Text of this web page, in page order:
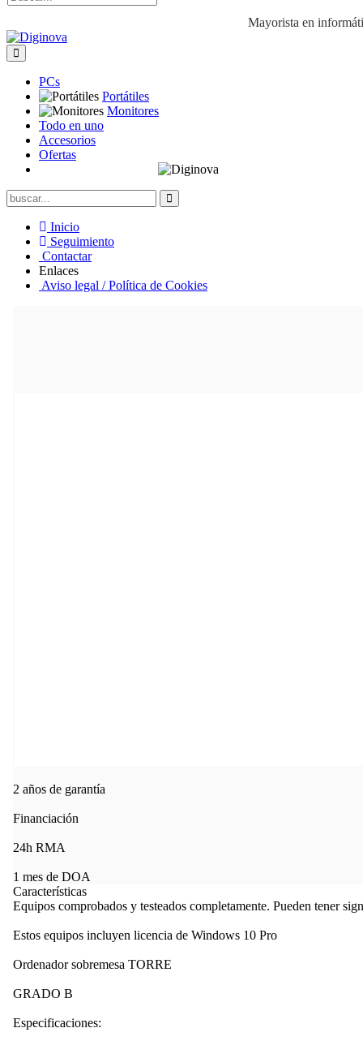
Mayorista en
PCs
Portátiles
Monitores
Todo en uno
Accesorios
Ofertas
Inicio
Seguimiento
Contactar
Enlaces
Aviso legal / Política de Cookies
2 años de garantía
Financiación
24h RMA
1 mes de DOA
Características
Equipos comprobados y testeados completamente. Pueden tener
Estos equipos incluyen licencia de Windows 10 Pro
Ordenador sobremesa TORRE
GRADO B
Especificaciones: